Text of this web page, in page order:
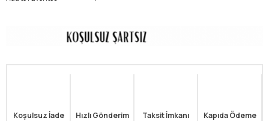
Koşulsuz İade Hızlı Gönderim Taksit İmkanı Kapıda Ödeme